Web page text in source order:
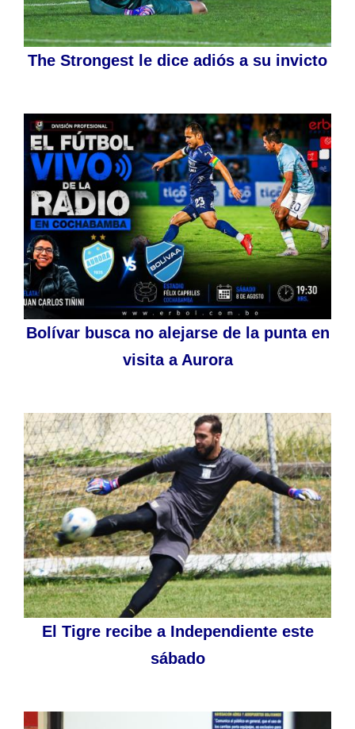
The Strongest le dice adiós a su invicto
Bolívar busca no alejarse de la punta en
visita a Aurora
El Tigre recibe a Independiente este
sábado